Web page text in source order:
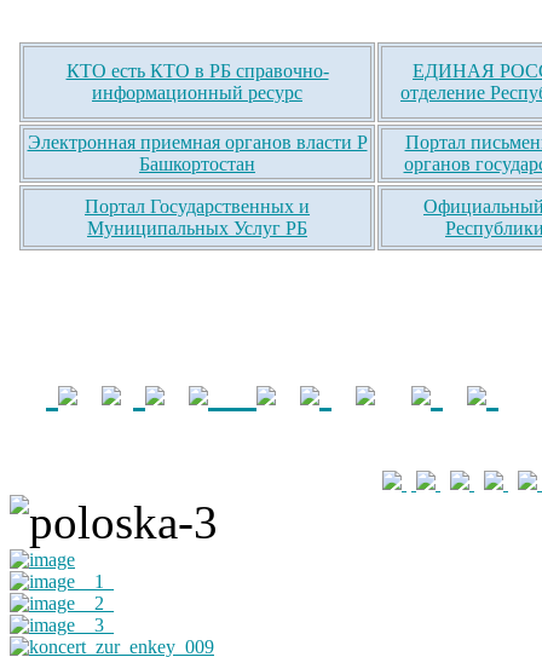
КТО есть КТО в РБ справочно-
информационный ресурс
ЕДИНАЯ
отделение
Электронная приемная органов власти Р
Башкортостан
Портал
органов
Портал Государственных и
Муниципальных Услуг РБ
Официальный